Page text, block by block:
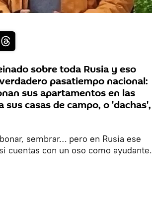
sobre toda Rusia y eso
pasatiempo nacional:
sus apartamentos en las
casas de campo, o 'dachas',
sembrar… pero en Rusia ese
cuentas con un oso como ayudante.